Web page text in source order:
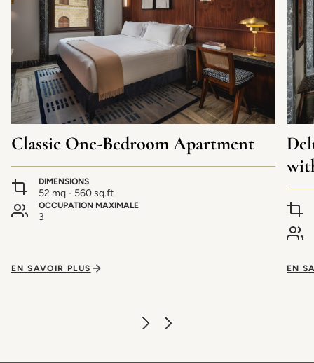
Classic One-Bedroom Apartment
DIMENSIONS
52 mq - 560 sq.ft
OCCUPATION MAXIMALE
3
EN SAVOIR PLUS EN